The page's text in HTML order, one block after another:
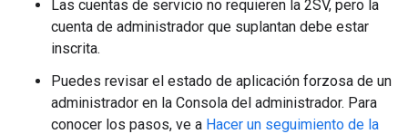
Las cuentas de servicio no requieren la 2SV, pero la
cuenta de administrador que suplantan debe estar
inscrita.
Puedes revisar el estado de aplicación forzosa de un
administrador en la Consola del administrador. Para
conocer los pasos, ve a Hacer un seguimiento de la